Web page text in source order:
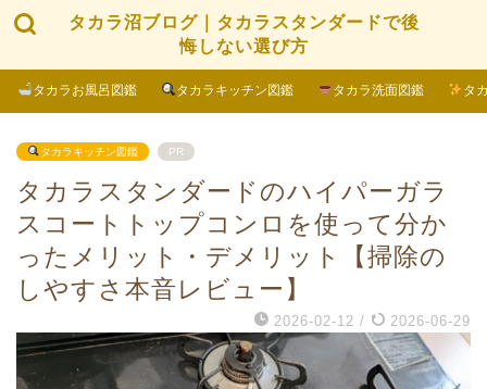
タカラ沼ブログ｜タカラスタンダードで後
悔しない選び方
タカラお風呂図鑑 タカラキッチン図鑑 タカラ洗面図鑑 タ
タカラキッチン図鑑 PR
タカラスタンダードのハイパーガラ
スコートトップコンロを使って分か
ったメリット・デメリット【掃除の
しやすさ本音レビュー】
2026-02-12 / 2026-06-29